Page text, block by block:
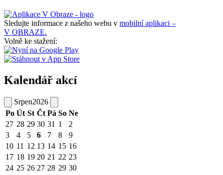
Sledujte informace z našeho webu v mobilní aplikaci –
V OBRAZE.
Volně ke stažení:
Kalendář akcí
Srpen2026
Po Út St Čt Pá So Ne
27 28 29 30 31 1
2
3
4 5 6 7 8
9
10 11 12 13 14 15 16
17 18 19 20 21 22 23
24 25 26 27 28 29 30